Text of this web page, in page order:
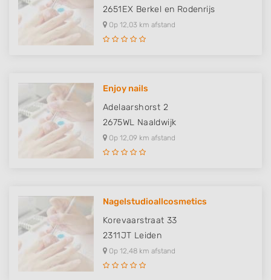
2651EX Berkel en Rodenrijs
Op 12,03 km afstand
Enjoy nails
Adelaarshorst 2
2675WL Naaldwijk
Op 12,09 km afstand
Nagelstudioallcosmetics
Korevaarstraat 33
2311JT Leiden
Op 12,48 km afstand
Use limited data to select content
IAB Special Features:
Identify devices based on information
actively requested
Non-IAB processing purposes:
Necessary
Performance
Advertising